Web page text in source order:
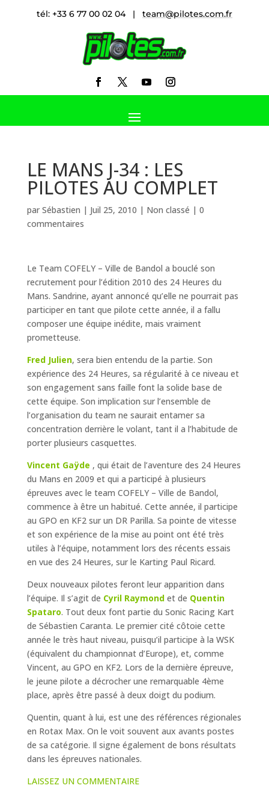
tél: +33 6 77 00 02 04 | team@pilotes.com.fr
LE MANS J-34 : LES
PILOTES AU COMPLET
par Sébastien | Juil 25, 2010 | Non classé | 0
commentaires
Le Team COFELY – Ville de Bandol a bouclé son
recrutement pour l’édition 2010 des 24 Heures du
Mans. Sandrine, ayant annoncé qu’elle ne pourrait pas
participer en tant que pilote cette année, il a fallu
composer une équipe inédite, mais vraiment
prometteuse.
Fred Julien, sera bien entendu de la partie. Son
expérience des 24 Heures, sa régularité à ce niveau et
son engagement sans faille font la solide base de
cette équipe. Son implication sur l’ensemble de
l’organisation du team ne saurait entamer sa
concentration derrière le volant, tant il a l’habitude de
porter plusieurs casquettes.
Vincent Gaÿde , qui était de l’aventure des 24 Heures
du Mans en 2009 et qui a participé à plusieurs
épreuves avec le team COFELY – Ville de Bandol,
commence à être un habitué. Cette année, il participe
au GPO en KF2 sur un DR Parilla. Sa pointe de vitesse
et son expérience de la mise au point ont été très
utiles à l’équipe, notamment lors des récents essais
en vue des 24 Heures, sur le Karting Paul Ricard.
Deux nouveaux pilotes feront leur apparition dans
l’équipe. Il s’agit de Cyril Raymondet de Quentin
Spataro. Tout deux font partie du Sonic Racing Kart
de Sébastien Caranta. Le premier cité côtoie cette
année le très haut niveau, puisqu’il participe à la WSK
(équivalent du championnat d’Europe), et, comme
Vincent, au GPO en KF2. Lors de la dernière épreuve,
le jeune pilote a décrocher une remarquable 4ème
place, après être passé à deux doigt du podium.
Quentin, quant à lui, est une des références régionales
en Rotax Max. On le voit souvent aux avants postes
de sa catégorie. Il signe également de bons résultats
dans les épreuves nationales.
LAISSEZ UN COMMENTAIRE